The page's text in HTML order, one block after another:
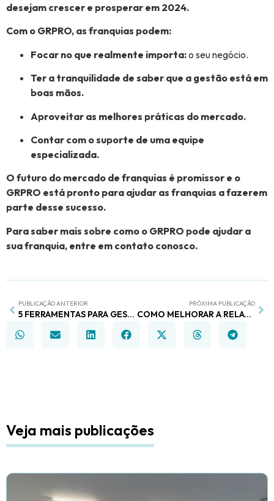
desejam crescer e prosperar em 2024.
Com o GRPRO, as franquias podem:
Focar no que realmente importa:o seu negócio.
Ter a tranquilidade de saber que a gestão está em
boas mãos.
Aproveitar as melhores práticas do mercado.
Contar com o suporte de uma equipe
especializada.
O futuro do mercado de franquias é promissor e o
GRPRO está pronto para ajudar as franquias a fazerem
parte desse sucesso.
Para saber mais sobre como o GRPRO pode ajudar a
sua franquia, entre em contato conosco.
PUBLICAÇÃO ANTERIOR
5 FERRAMENTAS PARA GESTÃO DE EQUIPES EM FRANQUEADORAS
PRÓXIMA PUBLICAÇÃO
COMO MELHORAR A RELAÇÃO ENTRE FRANQUEADORA E FRANQUEADO: UM GUIA COMPLETO PARA O SUCESSO
Veja mais publicações